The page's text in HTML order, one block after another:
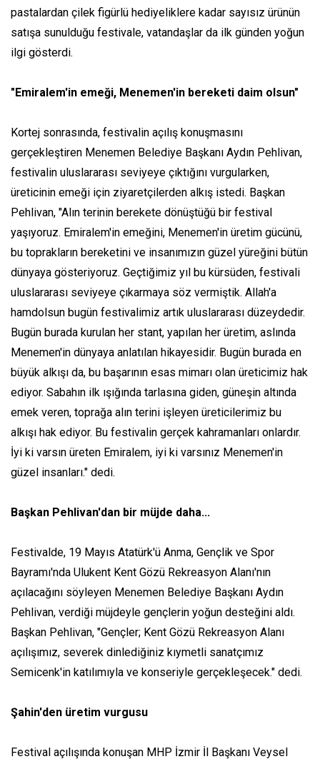
pastalardan çilek figürlü hediyeliklere kadar sayısız ürünün
satışa sunulduğu festivale, vatandaşlar da ilk günden yoğun
ilgi gösterdi.
"Emiralem'in emeği, Menemen'in bereketi daim olsun"
Kortej sonrasında, festivalin açılış konuşmasını
gerçekleştiren Menemen Belediye Başkanı Aydın Pehlivan,
festivalin uluslararası seviyeye çıktığını vurgularken,
üreticinin emeği için ziyaretçilerden alkış istedi. Başkan
Pehlivan, "Alın terinin berekete dönüştüğü bir festival
yaşıyoruz. Emiralem'in emeğini, Menemen'in üretim gücünü,
bu toprakların bereketini ve insanımızın güzel yüreğini bütün
dünyaya gösteriyoruz. Geçtiğimiz yıl bu kürsüden, festivali
uluslararası seviyeye çıkarmaya söz vermiştik. Allah'a
hamdolsun bugün festivalimiz artık uluslararası düzeydedir.
Bugün burada kurulan her stant, yapılan her üretim, aslında
Menemen'in dünyaya anlatılan hikayesidir. Bugün burada en
büyük alkışı da, bu başarının esas mimarı olan üreticimiz hak
ediyor. Sabahın ilk ışığında tarlasına giden, güneşin altında
emek veren, toprağa alın terini işleyen üreticilerimiz bu
alkışı hak ediyor. Bu festivalin gerçek kahramanları onlardır.
İyi ki varsın üreten Emiralem, iyi ki varsınız Menemen'in
güzel insanları." dedi.
Başkan Pehlivan'dan bir müjde daha...
Festivalde, 19 Mayıs Atatürk'ü Anma, Gençlik ve Spor
Bayramı'nda Ulukent Kent Gözü Rekreasyon Alanı'nın
açılacağını söyleyen Menemen Belediye Başkanı Aydın
Pehlivan, verdiği müjdeyle gençlerin yoğun desteğini aldı.
Başkan Pehlivan, "Gençler; Kent Gözü Rekreasyon Alanı
açılışımız, severek dinlediğiniz kıymetli sanatçımız
Semicenk'in katılımıyla ve konseriyle gerçekleşecek." dedi.
Şahin'den üretim vurgusu
Festival açılışında konuşan MHP İzmir İl Başkanı Veysel